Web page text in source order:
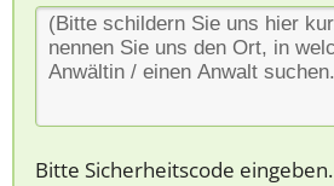
Bitte Sicherheitscode eingeben.